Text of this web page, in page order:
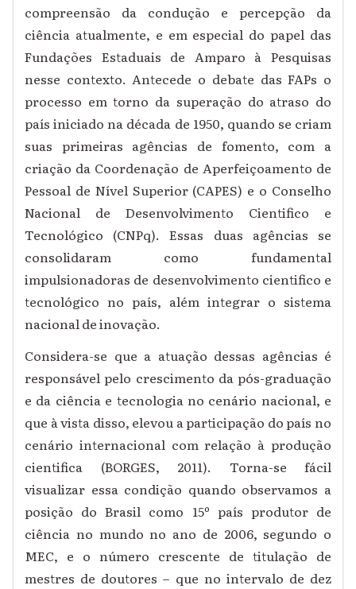
compreensão da condução e percepção da
ciência atualmente, e em especial do papel das
Fundações Estaduais de Amparo à Pesquisas
nesse contexto. Antecede o debate das FAPs o
processo em torno da superação do atraso do
país iniciado na década de 1950, quando se criam
suas primeiras agências de fomento, com a
criação da Coordenação de Aperfeiçoamento de
Pessoal de Nível Superior (CAPES) e o Conselho
Nacional de Desenvolvimento Cientifico e
Tecnológico (CNPq). Essas duas agências se
consolidaram como fundamental
impulsionadoras de desenvolvimento cientifico e
tecnológico no país, além integrar o sistema
nacional de inovação.
Considera-se que a atuação dessas agências é
responsável pelo crescimento da pós-graduação
e da ciência e tecnologia no cenário nacional, e
que à vista disso, elevou a participação do país no
cenário internacional com relação à produção
cientifica (BORGES, 2011). Torna-se fácil
visualizar essa condição quando observamos a
posição do Brasil como 15º país produtor de
ciência no mundo no ano de 2006, segundo o
MEC, e o número crescente de titulação de
mestres de doutores – que no intervalo de dez